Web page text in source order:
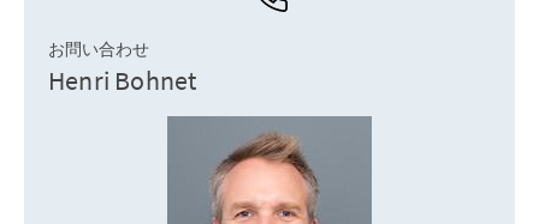
お問い合わせ
Henri Bohnet